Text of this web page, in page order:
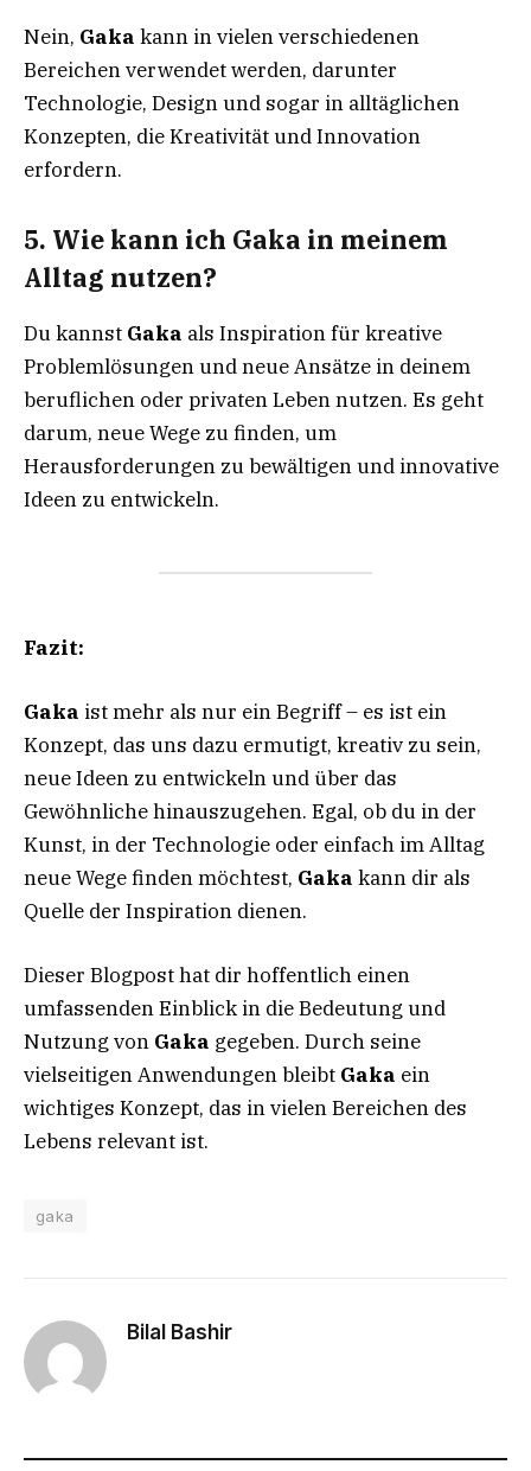
Nein, Gaka kann in vielen verschiedenen
Bereichen verwendet werden, darunter
Technologie, Design und sogar in alltäglichen
Konzepten, die Kreativität und Innovation
erfordern.
5. Wie kann ich Gaka in meinem
Alltag nutzen?
Du kannst Gaka als Inspiration für kreative
Problemlösungen und neue Ansätze in deinem
beruflichen oder privaten Leben nutzen. Es geht
darum, neue Wege zu finden, um
Herausforderungen zu bewältigen und innovative
Ideen zu entwickeln.
Fazit:
Gaka ist mehr als nur ein Begriff – es ist ein
Konzept, das uns dazu ermutigt, kreativ zu sein,
neue Ideen zu entwickeln und über das
Gewöhnliche hinauszugehen. Egal, ob du in der
Kunst, in der Technologie oder einfach im Alltag
neue Wege finden möchtest, Gaka kann dir als
Quelle der Inspiration dienen.
Dieser Blogpost hat dir hoffentlich einen
umfassenden Einblick in die Bedeutung und
Nutzung von Gaka gegeben. Durch seine
vielseitigen Anwendungen bleibt Gaka ein
wichtiges Konzept, das in vielen Bereichen des
Lebens relevant ist.
gaka
Bilal Bashir